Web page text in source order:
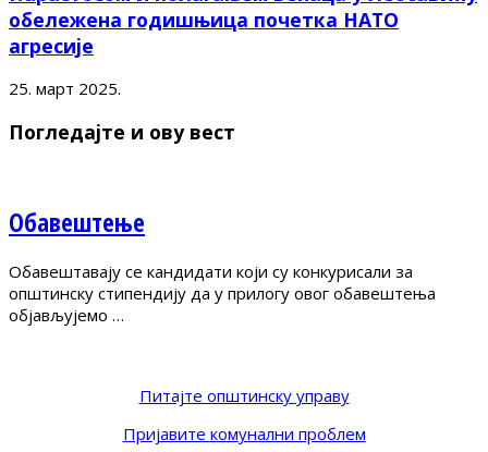
обележена годишњица почетка НАТО
агресије
25. март 2025.
Погледајте и ову вест
Обавештење
Обавештавају се кандидати који су конкурисали за
општинску стипендију да у прилогу овог обавештења
објављујемо …
Питајте општинску управу
Пријавите комунални проблем